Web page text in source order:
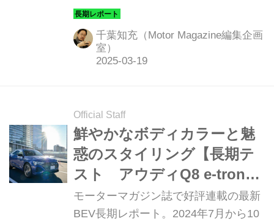
トロ Sライン を2モデルテストした。
前半2回はスポーツバックモデルをお
届けする。
千葉知充（Motor Magazine編集企画
室）
Official Staff
鮮やかなボディカラーと魅
惑のスタイリング【長期テ
スト アウディQ8 e-tron55
クワトロ Sライン編①】
モーターマガジン誌で好評連載の最新
BEV長期レポート。2024年7月から10